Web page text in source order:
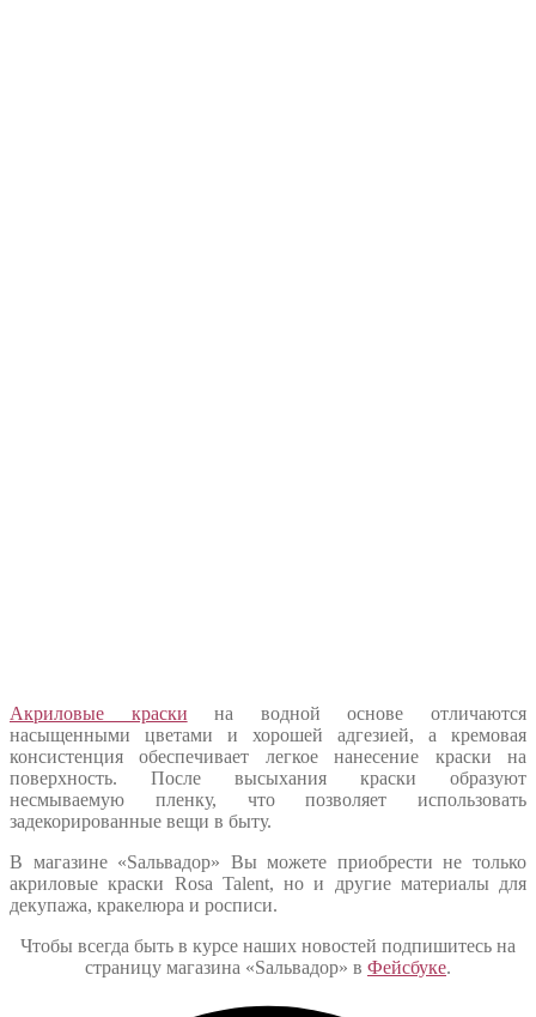
Акриловые краски на водной основе отличаются
насыщенными цветами и хорошей адгезией, а кремовая
консистенция обеспечивает легкое нанесение краски на
поверхность. После высыхания краски образуют
несмываемую пленку, что позволяет использовать
задекорированные вещи в быту.
В магазине «Sальвадор» Вы можете приобрести не только
акриловые краски Rosa Talent, но и другие материалы для
декупажа, кракелюра и росписи.
Чтобы всегда быть в курсе наших новостей подпишитесь на
страницу магазина «Sальвадор» в Фейсбуке.